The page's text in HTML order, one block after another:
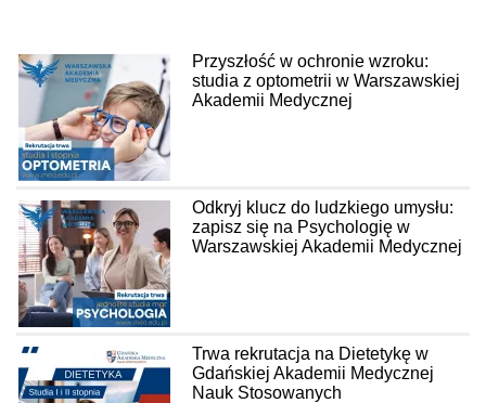
Przyszłość w ochronie wzroku:
studia z optometrii w Warszawskiej
Akademii Medycznej
Odkryj klucz do ludzkiego umysłu:
zapisz się na Psychologię w
Warszawskiej Akademii Medycznej
Trwa rekrutacja na Dietetykę w
Gdańskiej Akademii Medycznej
Nauk Stosowanych